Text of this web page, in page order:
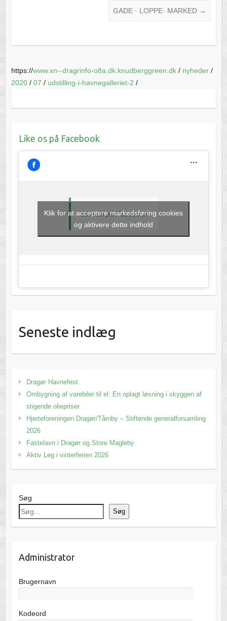
GADE · LOPPE· MARKED →
https://www.xn--dragrinfo-o8a.dk.knudberggreen.dk/ nyheder/
2020/ 07 / udstilling-i-havnegalleriet-2 /
Like os på Facebook
Like os på Facebook
Klik for at acceptere markedsføring cookies
og aktivere dette indhold
Seneste indlæg
Dragør Havnefest
Ombygning af varebiler til el: En oplagt løsning i skyggen af
stigende oliepriser
Hjerteforeningen Dragør/Tårnby – Stiftende generalforsamling
2026
Fastelavn i Dragør og Store Magleby
Aktiv Leg i vinterferien 2026
Søg
Søg
Administrator
Brugernavn
Kodeord